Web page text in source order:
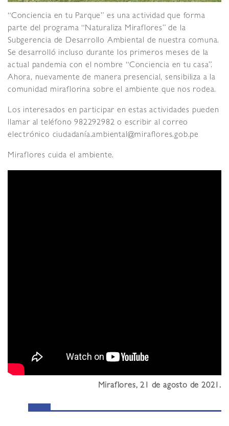
“Conciencia en tu Parque” es una actividad que forma
parte del programa “Naturaliza Miraflores” de la
Subgerencia de Desarrollo Ambiental de nuestra comuna.
Se desarrolló incluso durante los primeros meses de la
actual pandemia con el nombre “Conciencia en tu casa”.
Ahora, nuevamente de manera presencial, sensibiliza a la
comunidad miraflorina sobre el ambiente que nos rodea.
Los interesados en participar en estas actividades pueden
llamar al teléfono 982292982 o escribir al correo
electrónico ciudadanía.ambiental@miraflores.gob.pe
Miraflores cuida el ambiente.
Miraflores, 21 de agosto de 2021.